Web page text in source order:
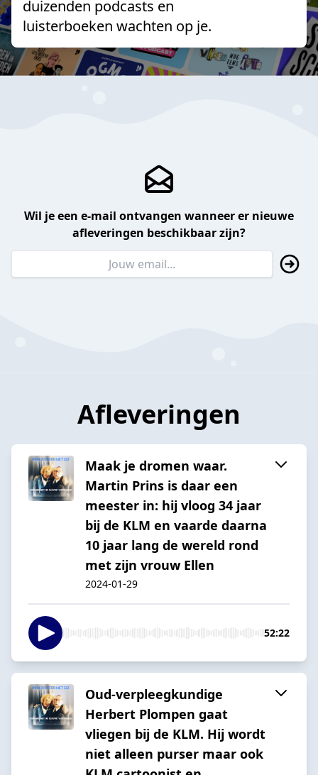
duizenden podcasts en
luisterboeken wachten op je.
Wil je een e-mail ontvangen wanneer er nieuwe
afleveringen beschikbaar zijn?
Afleveringen
Maak je dromen waar.
Martin Prins is daar een
meester in: hij vloog 34 jaar
bij de KLM en vaarde daarna
10 jaar lang de wereld rond
met zijn vrouw Ellen
2024-01-29
52:22
Oud-verpleegkundige
Herbert Plompen gaat
vliegen bij de KLM. Hij wordt
niet alleen purser maar ook